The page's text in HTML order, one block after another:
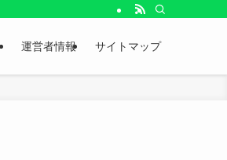
運営者情報 サイトマップ